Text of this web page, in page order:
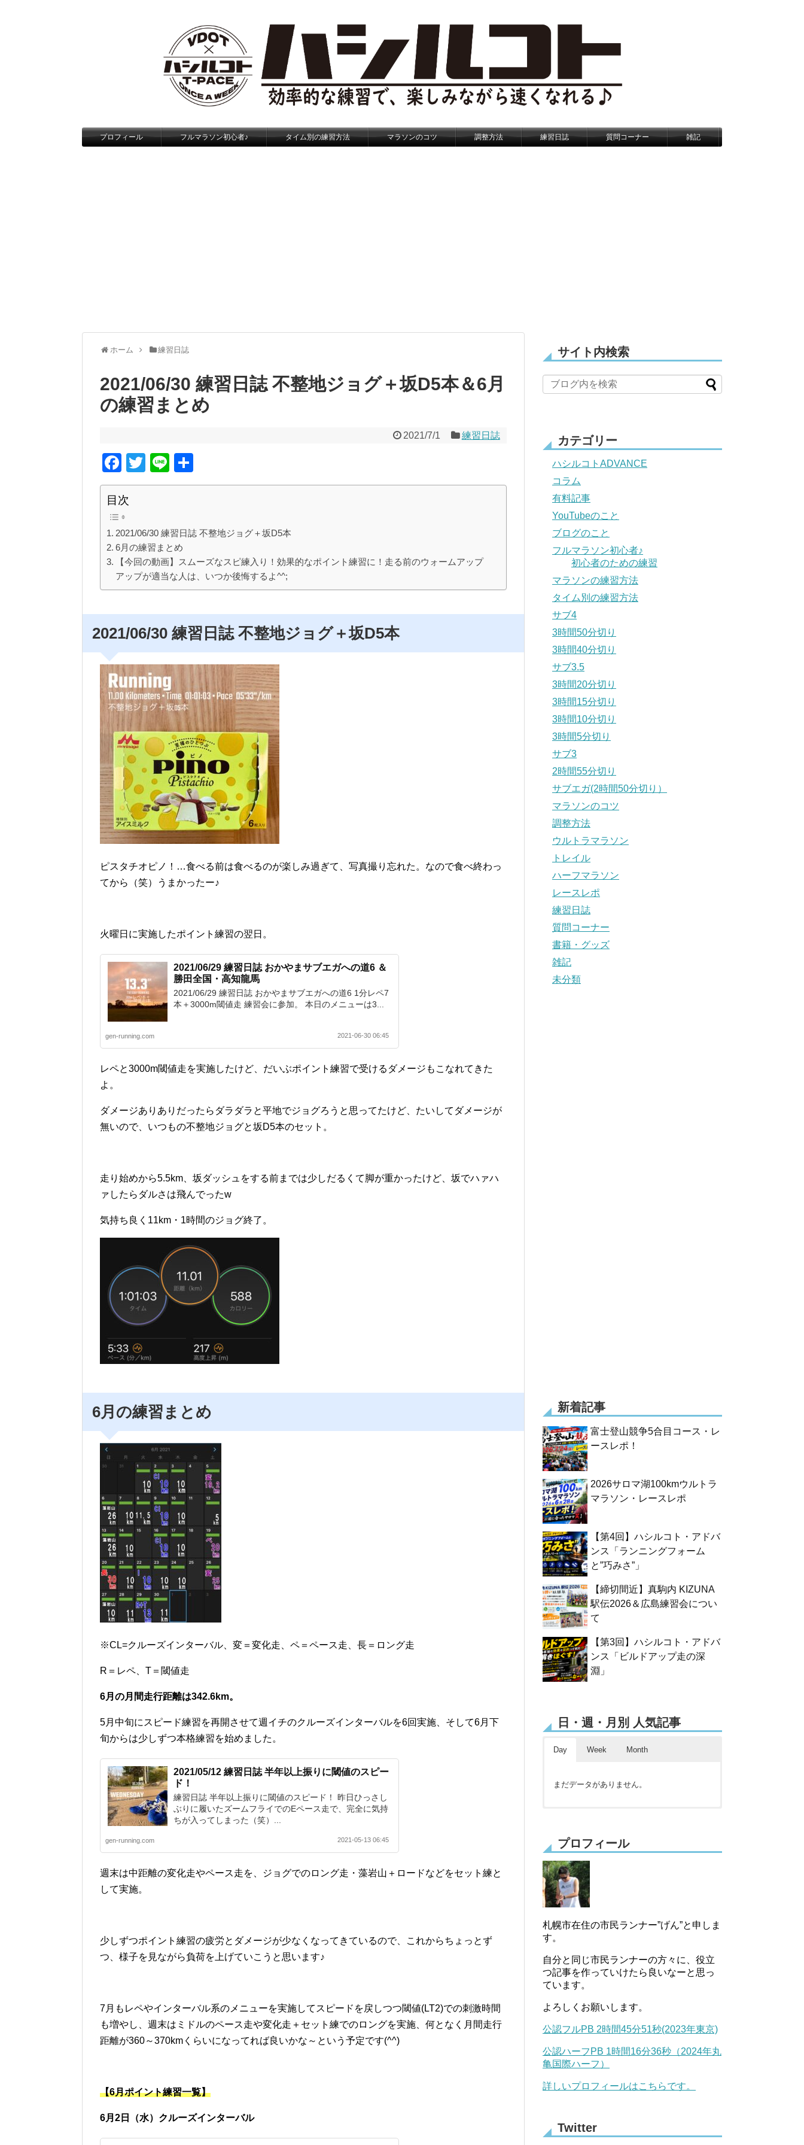
プロフィール フルマラソン初心者♪ タイム別の練習方法 マラソンのコツ 調整方法 練習日誌 質問コーナー 雑記
ホーム 練習日誌
2021/06/30 練習日誌 不整地ジョグ＋坂D5本＆6月
の練習まとめ
2021/7/1 練習日誌
F
a
c
e
b
o
o
k
T
wi
Li
n
有
目次
2021/06/30 練習日誌 不整地ジョグ＋坂D5本
6月の練習まとめ
【今回の動画】スムーズなスピ練入り！効果的なポイント練習に！走る前のウォームアップ
アップが適当な人は、いつか後悔するよ^^;
2021/06/30 練習日誌 不整地ジョグ＋坂D5本
ピスタチオピノ！…食べる前は食べるのが楽しみ過ぎて、写真撮り忘れた。なので食べ終わっ
てから（笑）うまかったー♪
火曜日に実施したポイント練習の翌日。
2021/06/29 練習日誌 おかやまサブエガへの道6 ＆
勝田全国・高知龍馬
2021/06/29 練習日誌 おかやまサブエガへの道6 1分レペ7
本＋3000m閾値走 練習会に参加。 本日のメニューは3...
gen-running.com 2021-06-30 06:45
レペと3000m閾値走を実施したけど、だいぶポイント練習で受けるダメージもこなれてきた
よ。
ダメージありありだったらダラダラと平地でジョグろうと思ってたけど、たいしてダメージが
無いので、いつもの不整地ジョグと坂D5本のセット。
走り始めから5.5km、坂ダッシュをする前までは少しだるくて脚が重かったけど、坂でハァハ
ァしたらダルさは飛んでったw
気持ち良く11km・1時間のジョグ終了。
6月の練習まとめ
※CL=クルーズインターバル、変＝変化走、ペ＝ペース走、長＝ロング走
R＝レペ、T＝閾値走
6月の月間走行距離は342.6km。
5月中旬にスピード練習を再開させて週イチのクルーズインターバルを6回実施、そして6月下
旬からは少しずつ本格練習を始めました。
2021/05/12 練習日誌 半年以上振りに閾値のスピー
ド！
練習日誌 半年以上振りに閾値のスピード！ 昨日ひっさし
ぶりに履いたズームフライでのEペース走で、完全に気持
ちが入ってしまった（笑）...
gen-running.com 2021-05-13 06:45
週末は中距離の変化走やペース走を、ジョグでのロング走・藻岩山＋ロードなどをセット練と
して実施。
少しずつポイント練習の疲労とダメージが少なくなってきているので、これからちょっとず
つ、様子を見ながら負荷を上げていこうと思います♪
7月もレペやインターバル系のメニューを実施してスピードを戻しつつ閾値(LT2)での刺激時間
も増やし、週末はミドルのペース走や変化走＋セット練でのロングを実施、何となく月間走行
距離が360～370kmくらいになってれば良いかな～という予定です(^^)
【6月ポイント練習一覧】
6月2日（水）クルーズインターバル
サイト内検索
カテゴリー
ハシルコトADVANCE
コラム
有料記事
YouTubeのこと
ブログのこと
フルマラソン初心者♪
初心者のための練習
マラソンの練習方法
タイム別の練習方法
サブ4
3時間50分切り
3時間40分切り
サブ3.5
3時間20分切り
3時間15分切り
3時間10分切り
3時間5分切り
サブ3
2時間55分切り
サブエガ(2時間50分切り）
マラソンのコツ
調整方法
ウルトラマラソン
トレイル
ハーフマラソン
レースレポ
練習日誌
質問コーナー
書籍・グッズ
雑記
未分類
新着記事
富士登山競争5合目コース・レ
ースレポ！
2026サロマ湖100kmウルトラ
マラソン・レースレポ
【第4回】ハシルコト・アドバ
ンス「ランニングフォーム
と”巧みさ”」
【締切間近】真駒内 KIZUNA
駅伝2026＆広島練習会につい
て
【第3回】ハシルコト・アドバ
ンス「ビルドアップ走の深
淵」
日・週・月別 人気記事
Day Week Month
まだデータがありません。
プロフィール
札幌市在住の市民ランナー”げん”と申しま
す。
自分と同じ市民ランナーの方々に、役立
つ記事を作っていけたら良いなーと思っ
ています。
よろしくお願いします。
公認フルPB 2時間45分51秒(2023年東京)
公認ハーフPB 1時間16分36秒（2024年丸
亀国際ハーフ）
詳しいプロフィールはこちらです。
Twitter